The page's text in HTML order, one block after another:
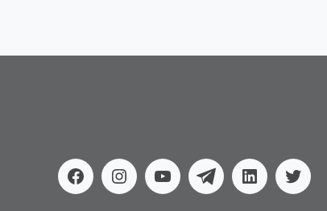
FacebookInstagram
YoutubeTelegramLinkedin